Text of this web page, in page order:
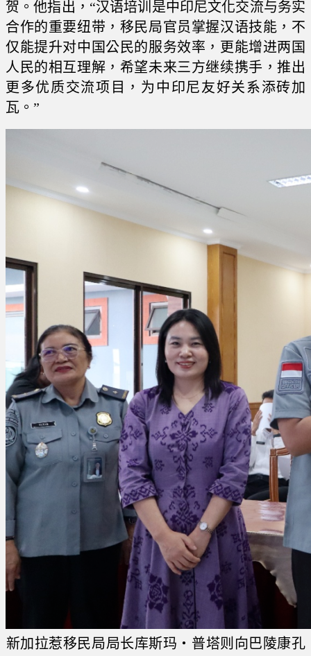
贺。他指出，“汉语培训是中印尼文化交流与务实
合作的重要纽带，移民局官员掌握汉语技能，不
仅能提升对中国公民的服务效率，更能增进两国
人民的相互理解，希望未来三方继续携手，推出
更多优质交流项目，为中印尼友好关系添砖加
瓦。”
新加拉惹移民局局长库斯玛・普塔则向巴陵康孔